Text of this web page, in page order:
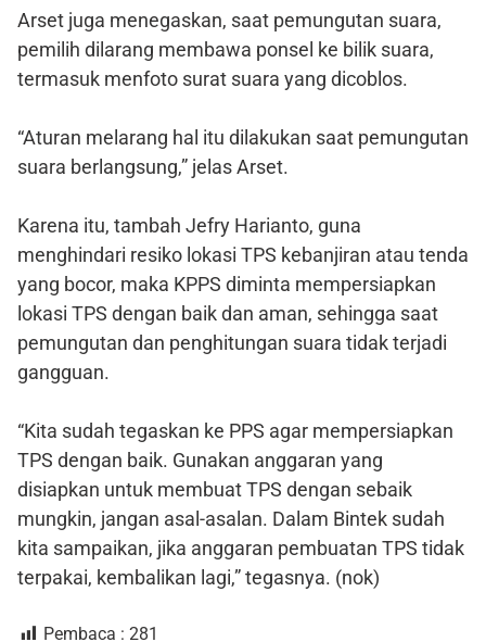
Arset juga menegaskan, saat pemungutan suara,
pemilih dilarang membawa ponsel ke bilik suara,
termasuk menfoto surat suara yang dicoblos.
“Aturan melarang hal itu dilakukan saat pemungutan
suara berlangsung,” jelas Arset.
Karena itu, tambah Jefry Harianto, guna
menghindari resiko lokasi TPS kebanjiran atau tenda
yang bocor, maka KPPS diminta mempersiapkan
lokasi TPS dengan baik dan aman, sehingga saat
pemungutan dan penghitungan suara tidak terjadi
gangguan.
“Kita sudah tegaskan ke PPS agar mempersiapkan
TPS dengan baik. Gunakan anggaran yang
disiapkan untuk membuat TPS dengan sebaik
mungkin, jangan asal-asalan. Dalam Bintek sudah
kita sampaikan, jika anggaran pembuatan TPS tidak
terpakai, kembalikan lagi,” tegasnya. (nok)
Pembaca : 281